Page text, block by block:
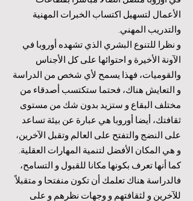
الأعمال لتسهيل اكتساب الخبرات المهنية
والتدريب المهني.
و نظرا للتنوع البشري الذي تشهده أوروبا في
الآونة الأخيرة و احتوائها على كل الأجناس
والقوميات، فهذا يسمح لأي شخص من الدراسة
و التعايش هناك، فحتما ستكتسب أصدقاء من
مختلف البقاع و ستزيد بدون شك من مستوى
ثقافتك، أيضا أوروبا هي عبارة عن بيئة تساعد
على النضج والتفتح على العالم وتقبل الآخرين،
و هي المكان الأفضل لتنمية المهارات العقلية.
كما أنها تعرف بكونها مكانا للقبول و التسامح،
فالدراسة هناك تعلمك أن تكون منفتحا و متقبلاً
للآخرين و لثقافتهم و وجهات نظرهم و على